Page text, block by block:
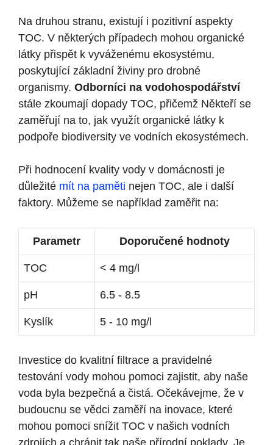
Na⁤ druhou stranu, ⁤existují i pozitivní aspekty
TOC. V⁣ některých případech ⁤mohou organické
látky přispět k vyváženému⁣ ekosystému,
poskytující základní živiny‍ pro drobné
organismy. Odborníci na vodohospodářství
stále zkoumají dopady TOC, přičemž Někteří se
zaměřují ​na to, jak využít ​organické látky k
podpoře biodiversity ve vodních ekosystémech.
Při hodnocení‌ kvality vody v domácnosti je
důležité⁢ mít na paměti ​nejen TOC, ale i další
faktory.‌ Můžeme se⁢ například zaměřit ‍na:
Parametr Doporučené hodnoty
TOC < 4 mg/l
pH 6.5 -‍ 8.5
Kyslík 5 ‌- ⁢10 mg/l
Investice do kvalitní filtrace a pravidelné
testování vody⁢ mohou pomoci zajistit, aby naše
voda byla bezpečná a čistá.⁢ Očekávejme, že v
budoucnu se vědci zaměří na inovace, které
mohou⁤ pomoci snížit TOC v našich vodních